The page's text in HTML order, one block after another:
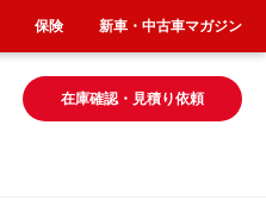
在庫確認・見積り依頼
保険 新車・中古車マガジン